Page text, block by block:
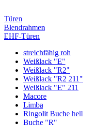
Türen
Blendrahmen
EHF-Türen
streichfähig roh
Weißlack "E"
Weißlack "R2"
Weißlack "R2 211"
Weißlack "E" 211
Macore
Limba
Ringolit Buche hell
Buche "R"